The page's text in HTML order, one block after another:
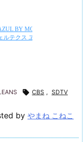
 CBS , SDTV
by やまね こねこ